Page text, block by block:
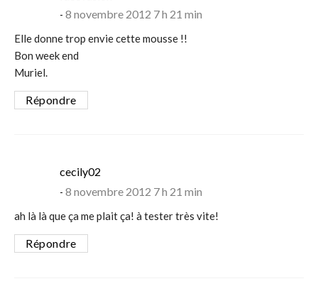
8 novembre 2012 7 h 21 min
Elle donne trop envie cette mousse !!
Bon week end
Muriel.
Répondre
cecily02
8 novembre 2012 7 h 21 min
ah là là que ça me plait ça! à tester très vite!
Répondre